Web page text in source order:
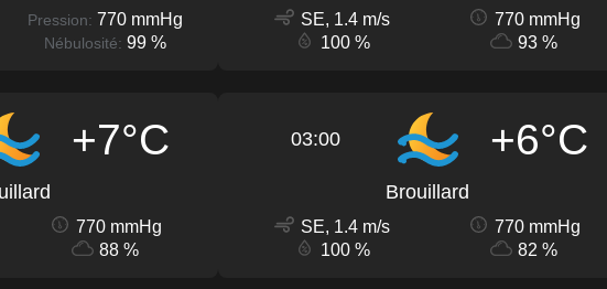
Pression: 770 mmHg
Nébulosité: 99 %
SE, 1.4 m/s
770 mmHg
100 %
93 %
+7°C
770 mmHg
88 %
03:00 +6°C
Brouillard
SE, 1.4 m/s
770 mmHg
100 %
82 %